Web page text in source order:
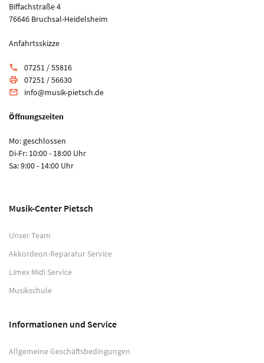
Biffachstraße 4
76646 Bruchsal-Heidelsheim
Anfahrtsskizze
phone 07251 / 55816
print 07251 / 56630
email info@musik-pietsch.de
Öffnungszeiten
Mo: geschlossen
Di-Fr: 10:00 - 18:00 Uhr
Sa: 9:00 - 14:00 Uhr
Musik-Center Pietsch
Unser Team
Akkordeon-Reparatur Service
Limex Midi Service
Musikschule
Informationen und Service
Allgemeine Geschäftsbedingungen